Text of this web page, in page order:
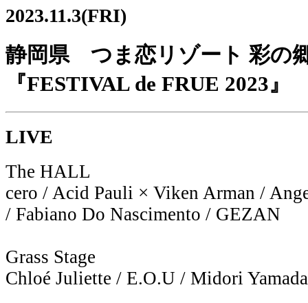
2023.11.3(FRI)
静岡県 つま恋リゾート 彩の
『FESTIVAL de FRUE 2023』
LIVE
The HALL
cero / Acid Pauli × Viken Arman /
/ Fabiano Do Nascimento / GEZAN
Grass Stage
Chloé Juliette / E.O.U / Midori